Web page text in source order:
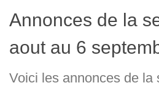
Annonces de la
aout au 6
Voici les annonces de la